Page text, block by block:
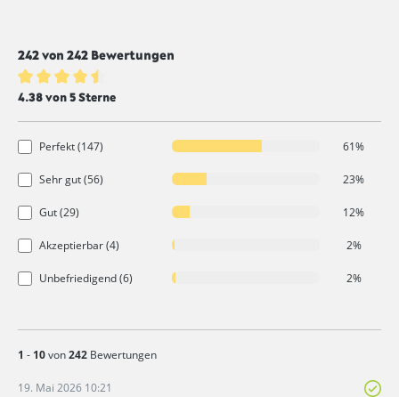
242 von 242 Bewertungen
Durchschnittliche Bewertung von 4.3 von 5 Sternen
4.38 von 5 Sterne
Perfekt (147) 61%
Sehr gut (56) 23%
Gut (29) 12%
Akzeptierbar (4) 2%
Unbefriedigend (6) 2%
1 - 10von242 Bewertungen
19. Mai 2026 10:21